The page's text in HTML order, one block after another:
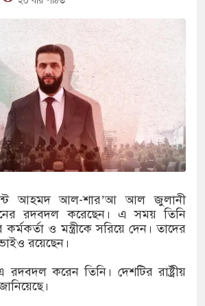
২৫ শতাংশ বেড়েছে
একক সামরিক পদক্ষেপের
পড়াবেন দেওবন্দের
সাংবাদিক ময়ূখ রঞ্জন
এসআইয়ের বিরুদ্ধে
পথচলার কেন্দ্র হবে: ড.
আহমদ আল-শার’আ আল জুলানী
রদবদল করেছেন। এ সময় তিনি
ও মন্ত্রীকে সরিয়ে দেন। তাদের
রয়েছেন।
করেন তিনি। দেশটির রাষ্ট্রীয়